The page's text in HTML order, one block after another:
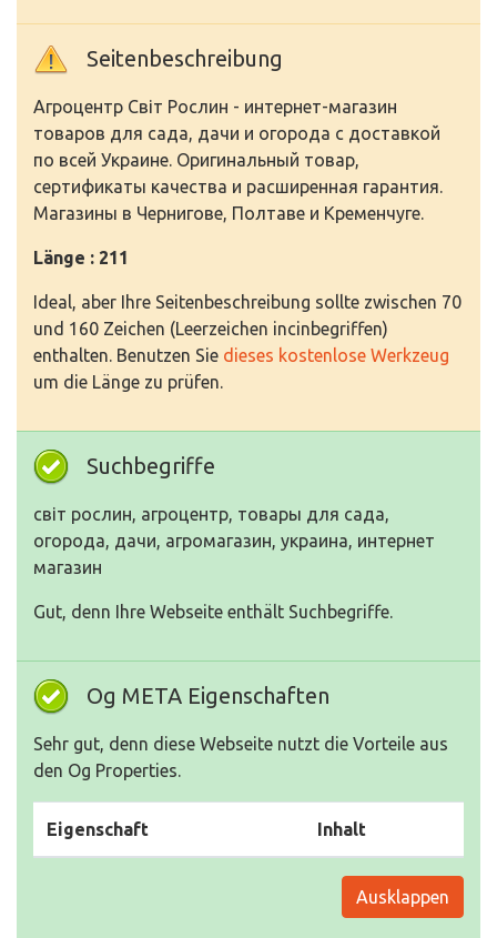
Seitenbeschreibung
Агроцентр Світ Рослин - интернет-магазин
товаров для сада, дачи и огорода с доставкой
по всей Украине. Оригинальный товар,
сертификаты качества и расширенная гарантия.
Магазины в Чернигове, Полтаве и Кременчуге.
Länge : 211
Ideal, aber Ihre Seitenbeschreibung sollte zwischen 70
und 160 Zeichen (Leerzeichen incinbegriffen)
enthalten. Benutzen Sie dieses kostenlose Werkzeug
um die Länge zu prüfen.
Suchbegriffe
світ рослин, агроцентр, товары для сада,
огорода, дачи, агромагазин, украина, интернет
магазин
Gut, denn Ihre Webseite enthält Suchbegriffe.
Og META Eigenschaften
Sehr gut, denn diese Webseite nutzt die Vorteile aus
den Og Properties.
Eigenschaft Inhalt
Ausklappen